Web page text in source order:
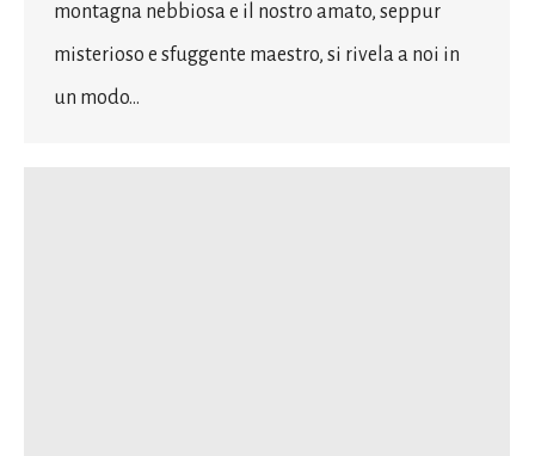
montagna nebbiosa e il nostro amato, seppur
misterioso e sfuggente maestro, si rivela a noi in
un modo…